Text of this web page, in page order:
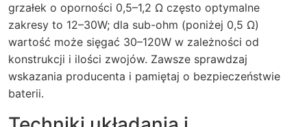
grzałek o oporności 0,5–1,2 Ω często optymalne
zakresy to 12–30W; dla sub-ohm (poniżej 0,5 Ω)
wartość może sięgać 30–120W w zależności od
konstrukcji i ilości zwojów. Zawsze sprawdzaj
wskazania producenta i pamiętaj o bezpieczeństwie
baterii.